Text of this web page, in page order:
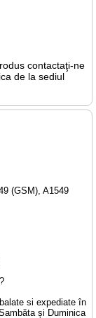
contactaţi-ne
de la sediul
(GSM), A1549
si expediate în
și Duminica